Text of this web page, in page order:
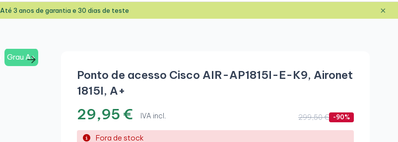
Até 3 anos de garantia e 30 dias de teste ×
Grau A+
Ponto de acesso Cisco AIR-AP1815I-E-K9, Aironet
1815I, A+
29,95 € IVA incl. 299,50 € -90%
Fora de stock